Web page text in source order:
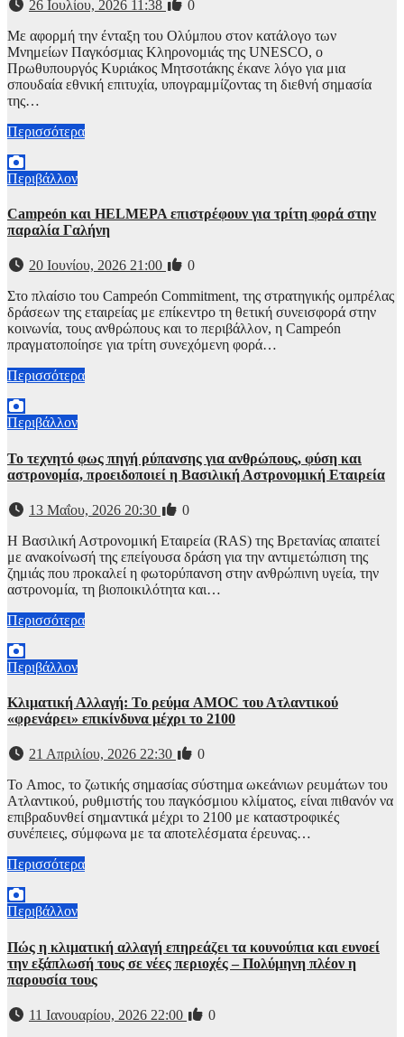
26 Ιουλίου, 2026 11:38
0
Με αφορμή την ένταξη του Ολύμπου στον κατάλογο των
Μνημείων Παγκόσμιας Κληρονομιάς της UNESCO, ο
Πρωθυπουργός Κυριάκος Μητσοτάκης έκανε λόγο για μια
σπουδαία εθνική επιτυχία, υπογραμμίζοντας τη διεθνή σημασία
της…
Περισσότερα
Περιβάλλον
Campeón και HELMEPA επιστρέφουν για τρίτη φορά στην
παραλία Γαλήνη
20 Ιουνίου, 2026 21:00
0
Στο πλαίσιο του Campeón Commitment, της στρατηγικής ομπρέλας
δράσεων της εταιρείας με επίκεντρο τη θετική συνεισφορά στην
κοινωνία, τους ανθρώπους και το περιβάλλον, η Campeón
πραγματοποίησε για τρίτη συνεχόμενη φορά…
Περισσότερα
Περιβάλλον
Το τεχνητό φως πηγή ρύπανσης για ανθρώπους, φύση και
αστρονομία, προειδοποιεί η Βασιλική Αστρονομική Εταιρεία
13 Μαΐου, 2026 20:30
0
Η Βασιλική Αστρονομική Εταιρεία (RAS) της Βρετανίας απαιτεί
με ανακοίνωσή της επείγουσα δράση για την αντιμετώπιση της
ζημιάς που προκαλεί η φωτορύπανση στην ανθρώπινη υγεία, την
αστρονομία, τη βιοποικιλότητα και…
Περισσότερα
Περιβάλλον
Κλιματική Αλλαγή: Το ρεύμα AMOC του Ατλαντικού
«φρενάρει» επικίνδυνα μέχρι το 2100
21 Απριλίου, 2026 22:30
0
Το Amoc, το ζωτικής σημασίας σύστημα ωκεάνιων ρευμάτων του
Ατλαντικού, ρυθμιστής του παγκόσμιου κλίματος, είναι πιθανόν να
επιβραδυνθεί σημαντικά μέχρι το 2100 με καταστροφικές
συνέπειες, σύμφωνα με τα αποτελέσματα έρευνας…
Περισσότερα
Περιβάλλον
Πώς η κλιματική αλλαγή επηρεάζει τα κουνούπια και ευνοεί
την εξάπλωσή τους σε νέες περιοχές – Πολύμηνη πλέον η
παρουσία τους
11 Ιανουαρίου, 2026 22:00
0